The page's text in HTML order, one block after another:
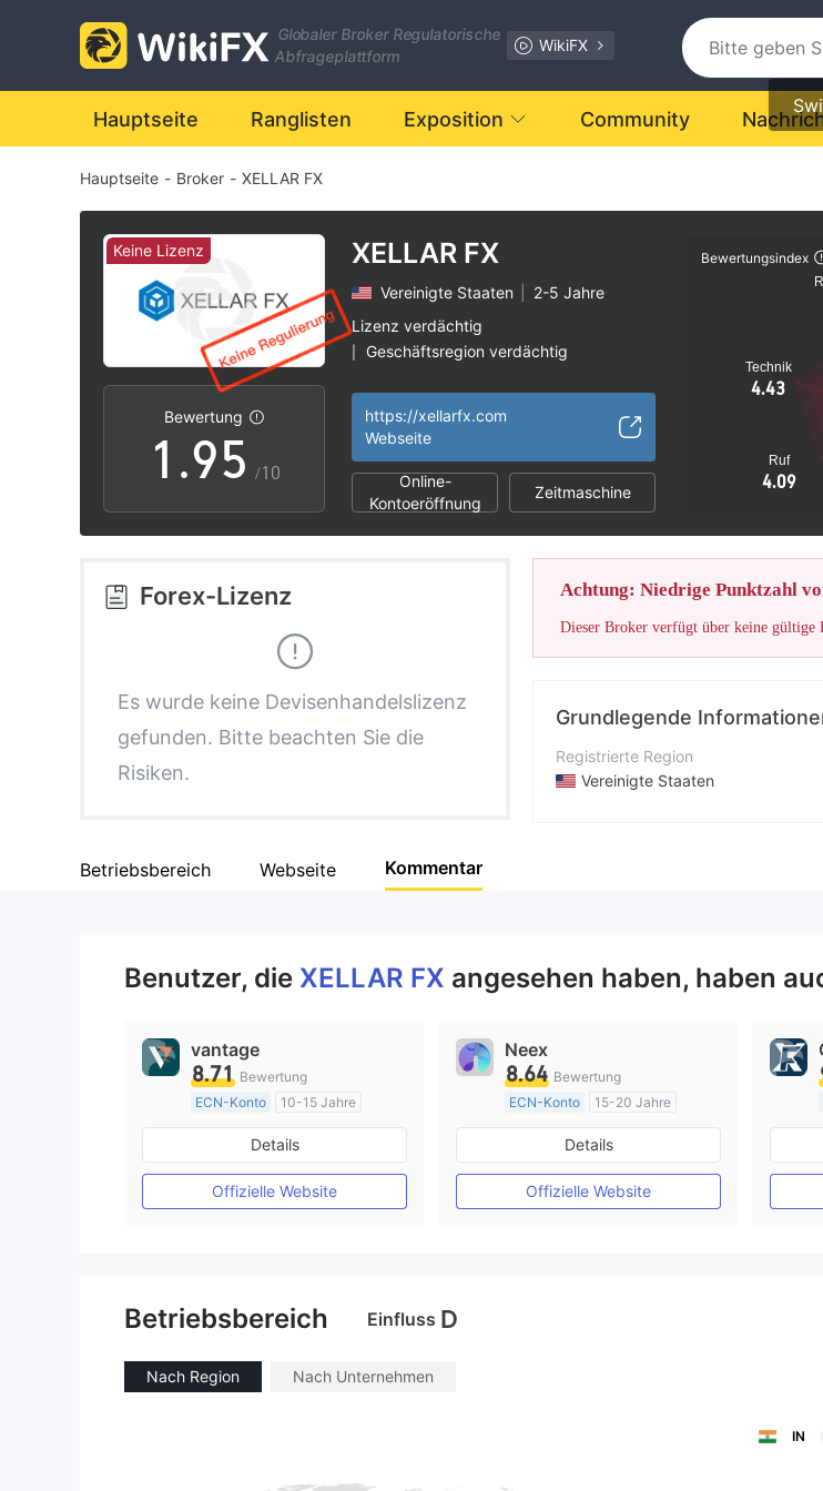
Globaler Broker Regulatorische
Abfrageplattform
WikiFX
Hauptseite Ranglisten Exposition Community
Hauptseite - Broker - XELLAR FX
Keine Lizenz
Bewertung
0
1
2
3
5
6
7
9
.
3
4
5
6
7
8
9
0
1
3
4
5
6
7
9
/10
XELLAR FX
Vereinigte Staaten
2-5 Jahre
Lizenz verdächtig
Geschäftsregion verdächtig
https://xellarfx.com
Webseite
Online-
Kontoeröffnung
Zeitmaschine
Bewertungsindex
Technik
4.43
Ruf
4.09
Forex-Lizenz
Es wurde keine Devisenhandelslizenz
gefunden. Bitte beachten Sie die
Risiken.
Achtung: Niedrige Punktzahl
Dieser Broker verfügt über keine gültige
Grundlegende
Registrierte Region
Vereinigte Staaten
Betriebsbereich Webseite Kommentar
Benutzer, die XELLAR FX angesehen haben, haben
vantage
8.71 Bewertung
ECN-Konto
10-15 Jahre
AustralienRegulierung
Market Making (MM)
MT4-Volllizenz
Details
Offizielle Website
Neex
8.64 Bewertung
ECN-Konto
15-20 Jahre
AustralienRegulierung
Market Making (MM)
MT4-Volllizenz
Details
Offizielle Website
Betriebsbereich Einfluss D
Nach Region Nach Unternehmen
IN